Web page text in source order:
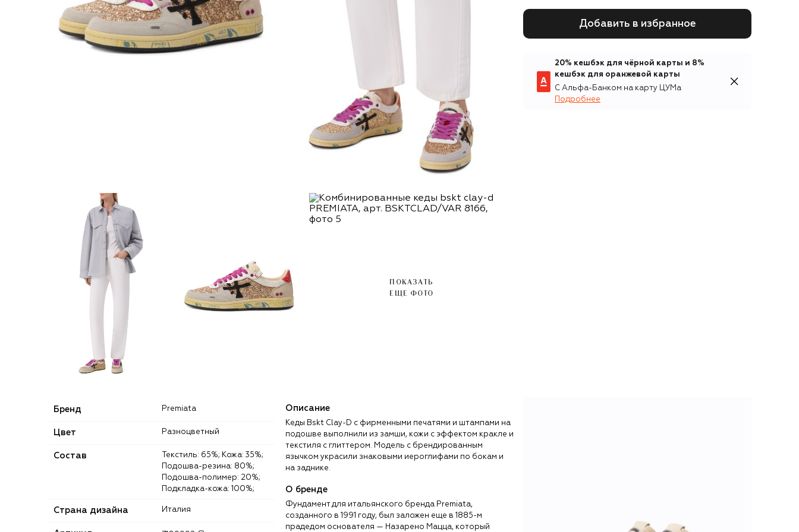
ПОКАЗАТЬ
ЕЩЕ ФОТО
Добавить в избранное
20% кешбэк для чёрной карты и 8%
кешбэк для оранжевой карты
С Альфа-Банком на карту ЦУМа
Подробнее
Бренд Premiata
Цвет Разноцветный
Состав
Подошва-резина: 80%;
Подошва-полимер: 20%;
Подкладка-кожа: 100%;
Страна дизайна Италия
Описание
Кеды Bskt Clay-D с фирменными печатями и штампами на
подошве выполнили из замши, кожи с эффектом кракле и
текстиля с глиттером. Модель с брендированным
язычком украсили знаковыми иероглифами по бокам и
на заднике.
О бренде
Фундамент для итальянского бренда Premiata,
созданного в 1991 году, был заложен еще в 1885-м
прадедом основателя — Назарено Мацца, который